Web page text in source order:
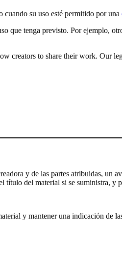
su uso esté permitido por una
que tenga previsto. Por ejemplo,
creators to share their work. Our
y de las partes atribuidas, un
del material si se suministra, y
y mantener una indicación de